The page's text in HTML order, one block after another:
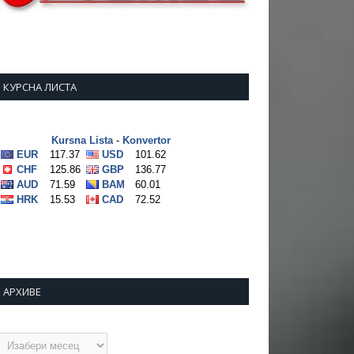
КУРСНА ЛИСТА
АРХИВЕ